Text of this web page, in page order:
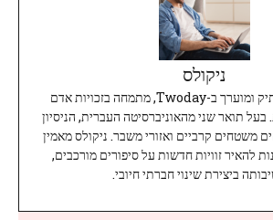
ניקולס
ניקולס, עיתונאי ותיק ומוערך ב-Twoday, מתמחה בזכויות אדם
בעל תואר שני מהאוניברסיטה העברית, הניסיון
משטחים קרביים ואזורי משבר. ניקולס מאמין
להאיר זוויות חדשות על סיפורים מורכבים,
ביצירת שינוי חברתי חיובי.